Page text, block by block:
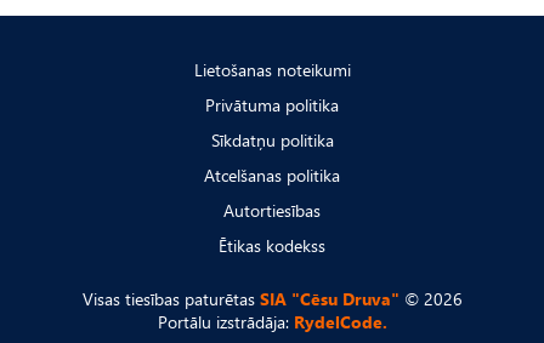
Lietošanas noteikumi
Privātuma politika
Sīkdatņu politika
Atcelšanas politika
Autortiesības
Ētikas kodekss
Visas tiesības paturētas SIA "Cēsu Druva" © 2026
Portālu izstrādāja: RydelCode.